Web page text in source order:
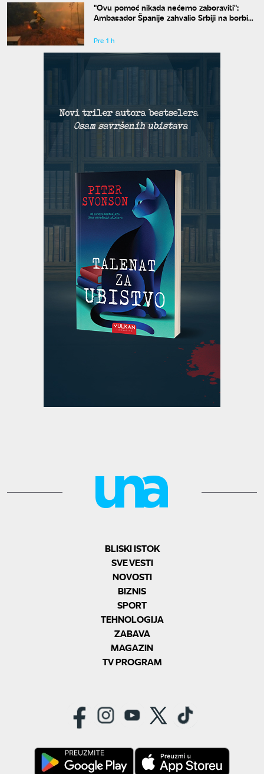
"Ovu pomoć nikada nećemo zaboraviti":
Ambasador Španije zahvalio Srbiji na borbi
Pre 1 h
BLISKI ISTOK
SVE VESTI
NOVOSTI
BIZNIS
SPORT
TEHNOLOGIJA
ZABAVA
MAGAZIN
TV PROGRAM